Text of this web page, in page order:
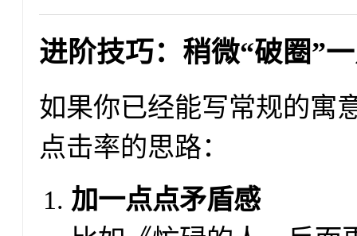
进阶技巧：稍微“破圈”
如果你已经能写常规的寓
点击率的思路：
加一点点矛盾感